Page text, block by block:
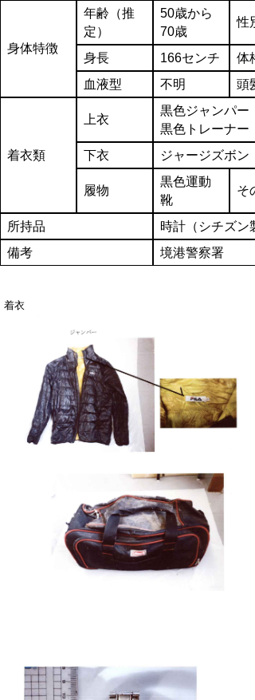
身体特徴
年齢（推
定）
50歳から
70歳
性別
身長 166センチ
体格
血液型
不明 頭髪
着衣類
上衣
黒色ジャンパー
黒色トレーナー
下衣
ジャージズボン
履物
黒色運動
靴
そ
所持品
時計（シチズン
備考
境港警察署
着衣